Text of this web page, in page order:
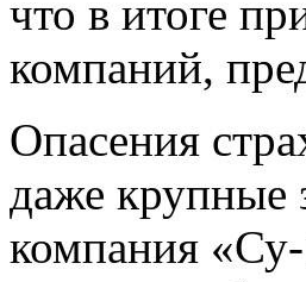
что в итоге
компаний,
Опасения
даже крупные
компания